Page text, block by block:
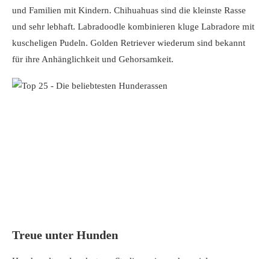
und Familien mit Kindern. Chihuahuas sind die kleinste Rasse
und sehr lebhaft. Labradoodle kombinieren kluge Labradore mit
kuscheligen Pudeln. Golden Retriever wiederum sind bekannt
für ihre Anhänglichkeit und Gehorsamkeit.
Treue unter Hunden